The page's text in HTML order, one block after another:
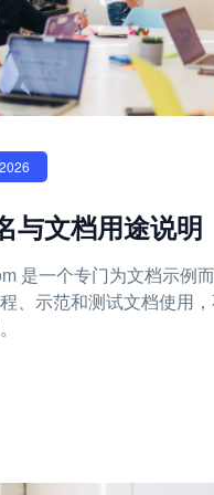
与文档用途说明
是一个专门为文档示例
、示范和测试文档使用